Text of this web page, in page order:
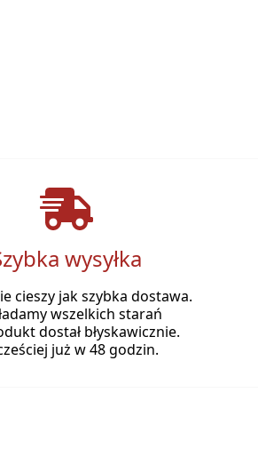
wysyłka
cieszy jak szybka dostawa.
wszelkich starań
dostał błyskawicznie.
już w 48 godzin.